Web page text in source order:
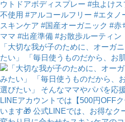
「大切な我が子のために、オーガ
たい」 「毎日使うものだから、お